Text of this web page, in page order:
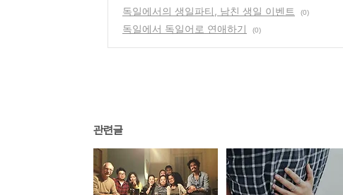
독일에서의 생일파티, 남친 생일 이벤트 (0)
독일에서 독일어로 연애하기 (0)
관련글